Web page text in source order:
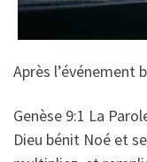
Après l’événement
Genèse 9:1 La
Dieu bénit Noé et